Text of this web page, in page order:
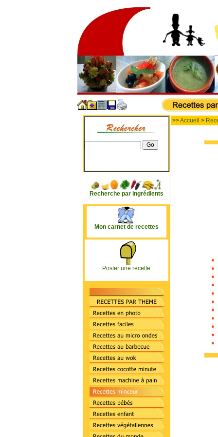
Recherche par ingrédients
Mon carnet de recettes
Poster une recette
>>Accueil >